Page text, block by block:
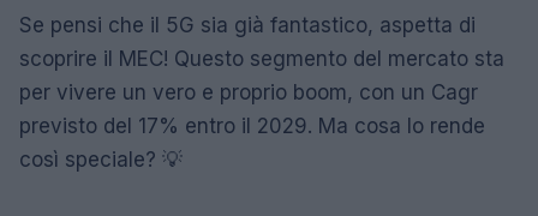
Se pensi che il 5G sia già fantastico, aspetta di
scoprire il MEC! Questo segmento del mercato sta
per vivere un vero e proprio boom, con un Cagr
previsto del 17% entro il 2029. Ma cosa lo rende
così speciale? 💡